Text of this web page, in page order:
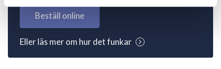
Beställ online
Eller läs mer om hur det funkar